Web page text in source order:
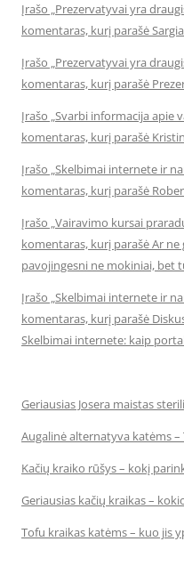
Įrašo „Prezervatyvai yra
komentaras, kurį parašė
Įrašo „Prezervatyvai yra
komentaras, kurį parašė
Įrašo „Svarbi informacija apie
komentaras, kurį parašė
Įrašo „Skelbimai internete ir
komentaras, kurį parašė
Įrašo „Vairavimo kursai
komentaras, kurį parašė Ar ne
pavojingesni ne mokiniai, bet
Įrašo „Skelbimai internete ir
komentaras, kurį parašė
Skelbimai internete: kaip
Geriausias Josera maistas
Augalinė alternatyva katėms –
Kačių kraiko rūšys – kokį
Geriausias kačių kraikas –
Tofu kraikas katėms – kuo jis